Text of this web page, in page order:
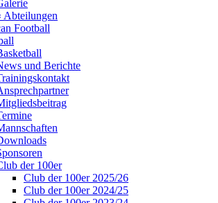
Abteilungen
Football
und Berichte
der 100er
Club der 100er 2025/26
Club der 100er 2024/25